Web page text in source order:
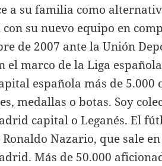
a su familia como
su nuevo equipo en
de 2007 ante la Unión
el marco de la Liga
española más de 5.000
medallas o botas. Soy
capital o Leganés. El
Nazario, que sale
Más de 50.000